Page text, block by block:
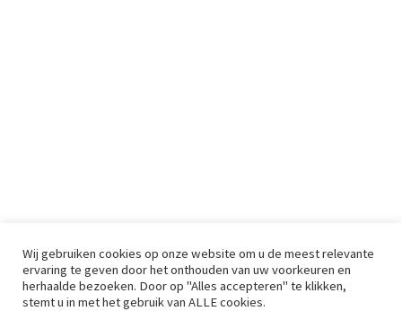
Wij gebruiken cookies op onze website om u de meest relevante
ervaring te geven door het onthouden van uw voorkeuren en
herhaalde bezoeken. Door op "Alles accepteren" te klikken,
stemt u in met het gebruik van ALLE cookies.